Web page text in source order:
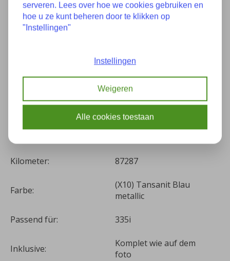
Zustand: Guter Zustand
Teilenummer(s):
17517600531 7600531
17117600536 7600536
17117600537 17600537
17428641964 8641964
17427640649 7640649
64506804721 6804721
Kilometer: 87287
Farbe:
(X10) Tansanit Blau
metallic
Passend für: 335i
Inklusive:
Komplet wie auf dem
foto
serveren. Lees over hoe we cookies gebruiken en
hoe u ze kunt beheren door te klikken op
"Instellingen"
Instellingen
Weigeren
Alle cookies toestaan